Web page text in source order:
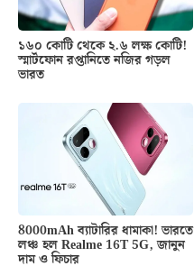
১৬০ কোটি থেকে ২.৬ লক্ষ কোটি!
স্মার্টফোন রপ্তানিতে নজির গড়ল
ভারত
8000mAh ব্যাটারির ধামাকা! ভারতে
লঞ্চ হল Realme 16T 5G, জানুন
দাম ও ফিচার